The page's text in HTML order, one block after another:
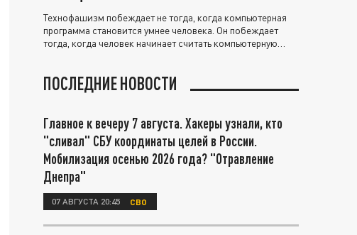
Технофашизм побеждает не тогда, когда компьютерная
программа становится умнее человека. Он побеждает
тогда, когда человек начинает считать компьютерную
ПОСЛЕДНИЕ НОВОСТИ
Главное к вечеру 7 августа. Хакеры узнали, кто
"сливал" СБУ координаты целей в России.
Мобилизация осенью 2026 года? "Отравление
Днепра"
07 АВГУСТА 20:45 СВО